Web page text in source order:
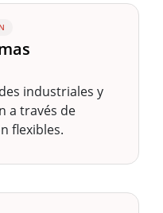
industriales y
a través de
flexibles.